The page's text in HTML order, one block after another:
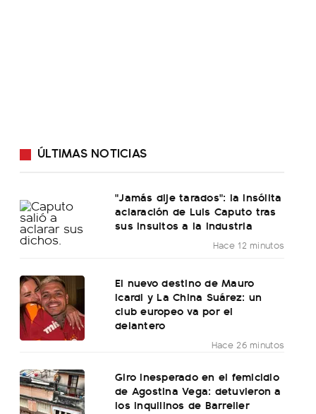
ÚLTIMAS NOTICIAS
"Jamás dije tarados": la insólita
aclaración de Luis Caputo tras
sus insultos a la industria
Hace 12 minutos
El nuevo destino de Mauro
Icardi y La China Suárez: un
club europeo va por el
delantero
Hace 26 minutos
Giro inesperado en el femicidio
de Agostina Vega: detuvieron a
los inquilinos de Barrelier